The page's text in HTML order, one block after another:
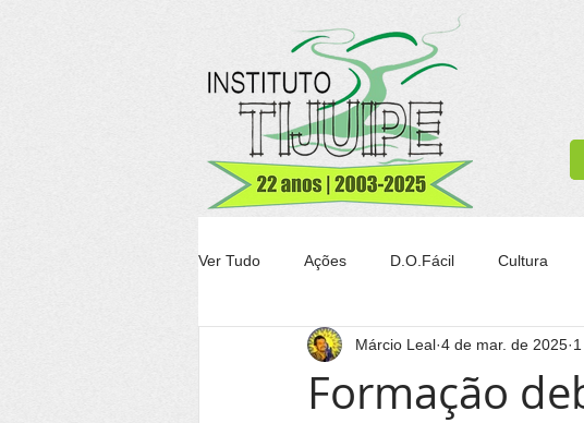
Ver Tudo Ações D.O.Fácil Cultura
Agricultura Transparência Tijuípe
Formação
Márcio Leal 4 de mar. de 2025